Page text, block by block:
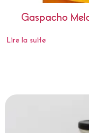
Gaspacho
Lire la suite